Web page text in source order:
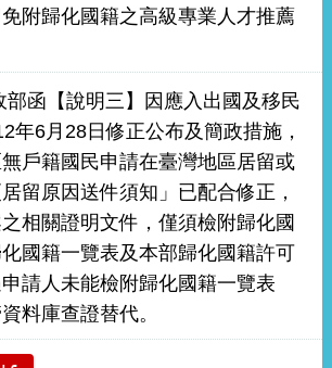
附歸化國籍之高級專業人才推薦
部函【說明三】因應入出國及移民
年6月28日修正公布及簡政措施，
戶籍國民申請在臺灣地區居留或
留原因送件須知」已配合修正，
相關證明文件，僅須檢附歸化國
國籍一覽表及本部歸化國籍許可
請人未能檢附歸化國籍一覽表
料庫查證替代。